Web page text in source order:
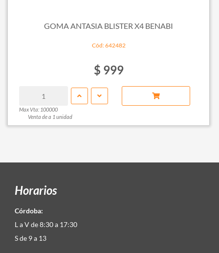
GOMA ANTASIA BLISTER X4 BENABI
Cód: 642482
$ 999
Max Vta: 100000
Venta de a 1 unidad
Horarios
Córdoba:
L a V de 8:30 a 17:30
S de 9 a 13